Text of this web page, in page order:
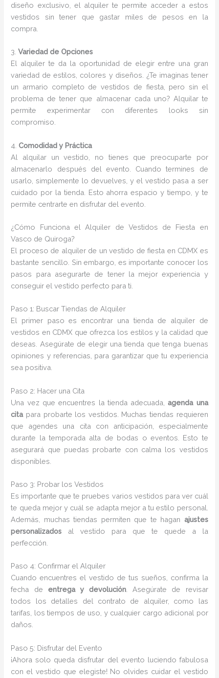
diseño exclusivo, el alquiler te permite acceder a estos
vestidos sin tener que gastar miles de pesos en la
compra.
3.Variedad de Opciones
El alquiler te da la oportunidad de elegir entre una gran
variedad de estilos, colores y diseños. ¿Te imaginas tener
un armario completo de vestidos de fiesta, pero sin el
problema de tener que almacenar cada uno? Alquilar te
permite experimentar con diferentes looks sin
compromiso.
4.Comodidad y Práctica
Al alquilar un vestido, no tienes que preocuparte por
almacenarlo después del evento. Cuando termines de
usarlo, simplemente lo devuelves, y el vestido pasa a ser
cuidado por la tienda. Esto ahorra espacio y tiempo, y te
permite centrarte en disfrutar del evento.
¿Cómo Funciona el Alquiler de Vestidos de Fiesta en
Vasco de Quiroga?
El proceso de alquiler de un vestido de fiesta en CDMX es
bastante sencillo. Sin embargo, es importante conocer los
pasos para asegurarte de tener la mejor experiencia y
conseguir el vestido perfecto para ti.
Paso 1: Buscar Tiendas de Alquiler
El primer paso es encontrar una tienda de alquiler de
vestidos en CDMX que ofrezca los estilos y la calidad que
deseas. Asegúrate de elegir una tienda que tenga buenas
opiniones y referencias, para garantizar que tu experiencia
sea positiva.
Paso 2: Hacer una Cita
Una vez que encuentres la tienda adecuada,agenda una
citapara probarte los vestidos. Muchas tiendas requieren
que agendes una cita con anticipación, especialmente
durante la temporada alta de bodas o eventos. Esto te
asegurará que puedas probarte con calma los vestidos
disponibles.
Paso 3: Probar los Vestidos
Es importante que te pruebes varios vestidos para ver cuál
te queda mejor y cuál se adapta mejor a tu estilo personal.
Además, muchas tiendas permiten que te hagan ajustes
personalizados al vestido para que te quede a la
perfección.
Paso 4: Confirmar el Alquiler
Cuando encuentres el vestido de tus sueños, confirma la
fecha de entrega y devolución . Asegúrate de revisar
todos los detalles del contrato de alquiler, como las
tarifas, los tiempos de uso, y cualquier cargo adicional por
daños.
Paso 5: Disfrutar del Evento
¡Ahora solo queda disfrutar del evento luciendo fabulosa
con el vestido que elegiste! No olvides cuidar el vestido